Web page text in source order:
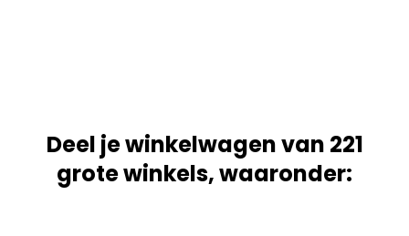
Deel je winkelwagen van 221
grote winkels, waaronder: